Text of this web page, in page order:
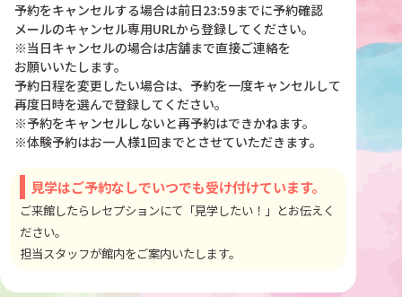
予約をキャンセルする場合は前日23:59までに予約確認
メールのキャンセル専用URLから登録してください。
※当日キャンセルの場合は店舗まで直接ご連絡を
お願いいたします。
予約日程を変更したい場合は、予約を一度キャンセルして
再度日時を選んで登録してください。
※予約をキャンセルしないと再予約はできかねます。
※体験予約はお一人様1回までとさせていただきます。
見学はご予約なしでいつでも受け付けています。
ご来館したらレセプションにて「見学したい！」とお伝えく
ださい。
担当スタッフが館内をご案内いたします。